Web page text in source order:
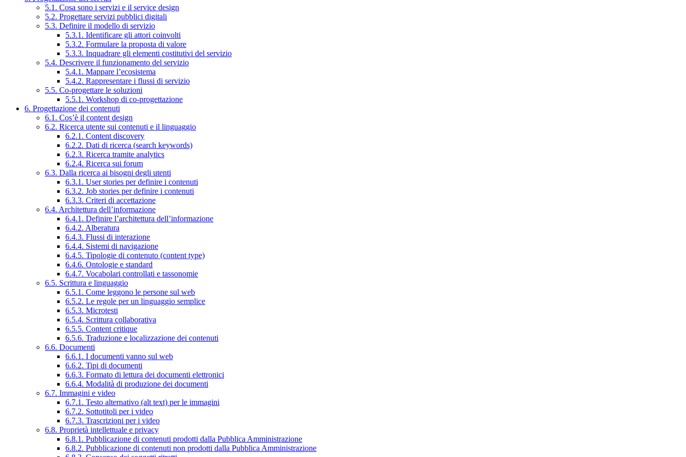
5.1. Cosa sono i servizi e il service design
5.2. Progettare servizi pubblici digitali
5.3. Definire il modello di servizio
5.3.1. Identificare gli attori coinvolti
5.3.2. Formulare la proposta di valore
5.3.3. Inquadrare gli elementi costitutivi del servizio
5.4. Descrivere il funzionamento del servizio
5.4.1. Mappare l’ecosistema
5.4.2. Rappresentare i flussi di servizio
5.5. Co-progettare le soluzioni
5.5.1. Workshop di co-progettazione
6. Progettazione dei contenuti
6.1. Cos’è il content design
6.2. Ricerca utente sui contenuti e il linguaggio
6.2.1. Content discovery
6.2.2. Dati di ricerca (search keywords)
6.2.3. Ricerca tramite analytics
6.2.4. Ricerca sui forum
6.3. Dalla ricerca ai bisogni degli utenti
6.3.1. User stories per definire i contenuti
6.3.2. Job stories per definire i contenuti
6.3.3. Criteri di accettazione
6.4. Architettura dell’informazione
6.4.1. Definire l’architettura dell’informazione
6.4.2. Alberatura
6.4.3. Flussi di interazione
6.4.4. Sistemi di navigazione
6.4.5. Tipologie di contenuto (content type)
6.4.6. Ontologie e standard
6.4.7. Vocabolari controllati e tassonomie
6.5. Scrittura e linguaggio
6.5.1. Come leggono le persone sul web
6.5.2. Le regole per un linguaggio semplice
6.5.3. Microtesti
6.5.4. Scrittura collaborativa
6.5.5. Content critique
6.5.6. Traduzione e localizzazione dei contenuti
6.6. Documenti
6.6.1. I documenti vanno sul web
6.6.2. Tipi di documenti
6.6.3. Formato di lettura dei documenti elettronici
6.6.4. Modalità di produzione dei documenti
6.7. Immagini e video
6.7.1. Testo alternativo (alt text) per le immagini
6.7.2. Sottotitoli per i video
6.7.3. Trascrizioni per i video
6.8. Proprietà intellettuale e privacy
6.8.1. Pubblicazione di contenuti prodotti dalla Pubblica Amministrazione
6.8.2. Pubblicazione di contenuti non prodotti dalla Pubblica Amministrazione